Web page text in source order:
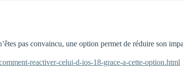
pas convaincu, une option permet de réduire son
reactiver-celui-d-ios-18-grace-a-cette-option.html